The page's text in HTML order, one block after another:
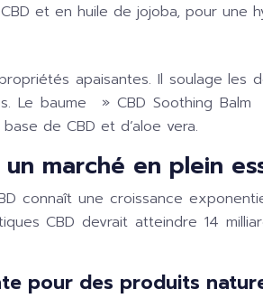
et en huile de jojoba, pour une
apaisantes. Il soulage
Le baume » CBD Soothing Balm
de CBD et d’aloe vera.
un marché en plein
connaît une croissance
CBD devrait atteindre 14
pour des produits